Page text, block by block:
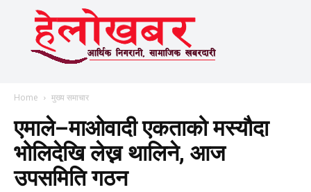
Home मुख्य समाचार
एमाले–माओवादी एकताको मस्यौदा
भोलिदेखि लेख्न थालिने, आज
उपसमिति गठन